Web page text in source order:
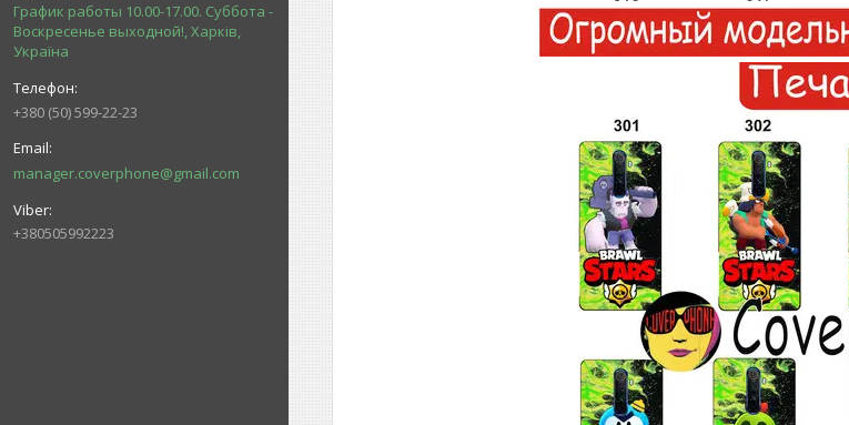
График работы 10.00-17.00. Суббота -
Воскресенье выходной!, Харків,
Україна
+380 (50) 599-22-23
manager.coverphone@gmail.com
+380505992223